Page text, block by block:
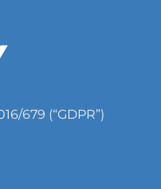
679 (“GDPR”)